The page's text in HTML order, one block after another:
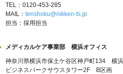
TEL：0120-453-285
MAIL： tenshoku@nikken-ts.jp
担当：採用担当
メディカルケア事業部 横浜オフィス
神奈川県横浜市保土ケ谷区神戸町134 横浜
ビジネスパークサウスタワー2F B区画